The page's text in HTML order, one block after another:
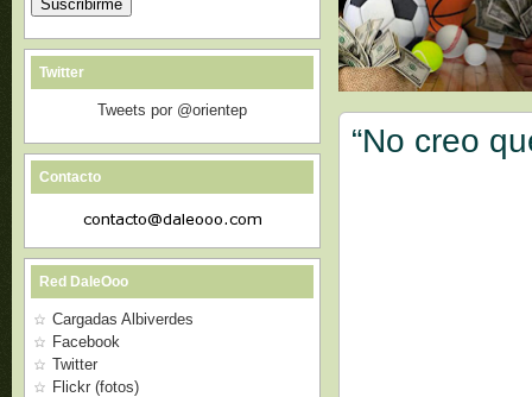
“No creo
Twitter
Tweets por @orientep
Contacto
Red DaleOoo
Cargadas Albiverdes
Facebook
Twitter
Flickr (fotos)